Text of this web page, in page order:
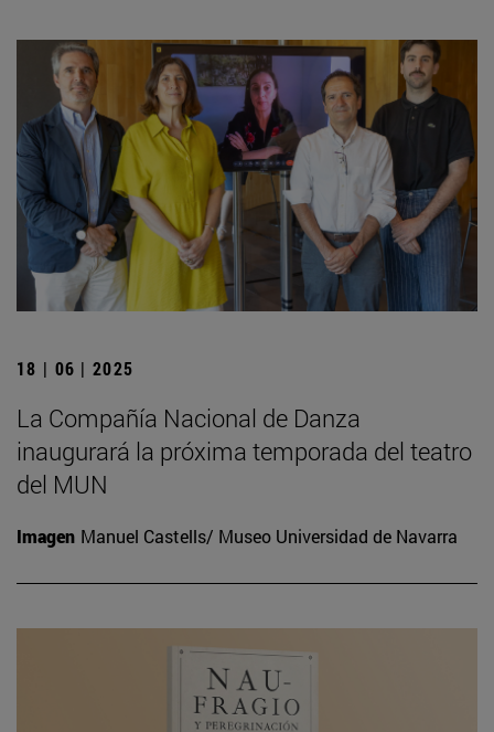
18 | 06 | 2025
La Compañía Nacional de Danza
inaugurará la próxima temporada del teatro
del MUN
Imagen Manuel Castells/ Museo Universidad de Navarra